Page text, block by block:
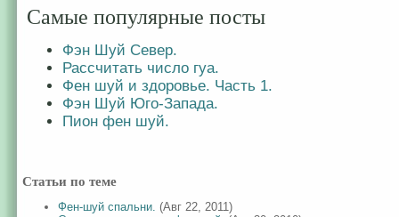
Самые популярные посты
Фэн Шуй Север.
Рассчитать число гуа.
Фен шуй и здоровье. Часть 1.
Фэн Шуй Юго-Запада.
Пион фен шуй.
Статьи по теме
Фен-шуй спальни. (Авг 22, 2011)